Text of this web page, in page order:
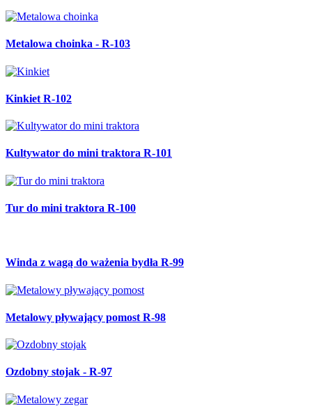
Metalowa choinka - R-103
Kinkiet R-102
Kultywator do mini traktora R-101
Tur do mini traktora R-100
Winda z wagą do ważenia bydła R-99
Metalowy pływający pomost R-98
Ozdobny stojak - R-97